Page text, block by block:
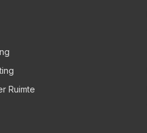
Ruimte